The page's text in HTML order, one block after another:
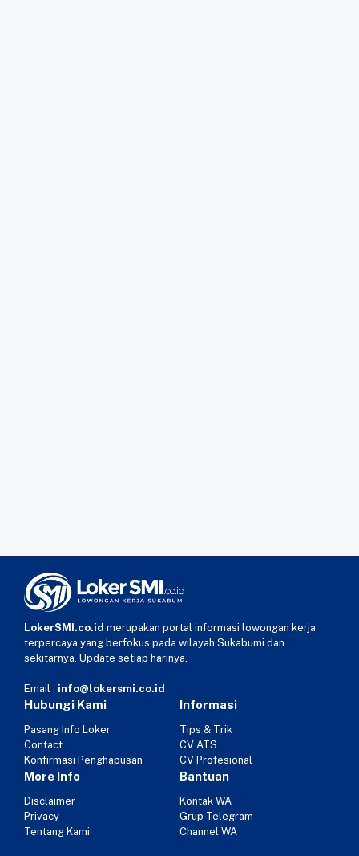
LokerSMI.co.id merupakan portal informasi lowongan kerja
terpercaya yang berfokus pada wilayah Sukabumi dan
sekitarnya. Update setiap harinya.
Email : info@lokersmi.co.id
Hubungi Kami
Pasang Info Loker
Contact
Konfirmasi Penghapusan
Informasi
Tips & Trik
CV ATS
CV Profesional
More Info
Disclaimer
Privacy
Tentang Kami
Bantuan
Kontak WA
Grup Telegram
Channel WA